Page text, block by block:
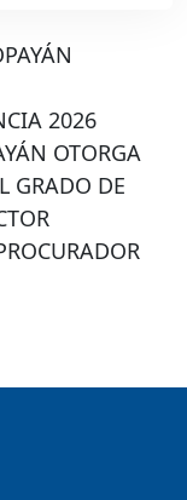
2026
OTORGA
GRADO DE